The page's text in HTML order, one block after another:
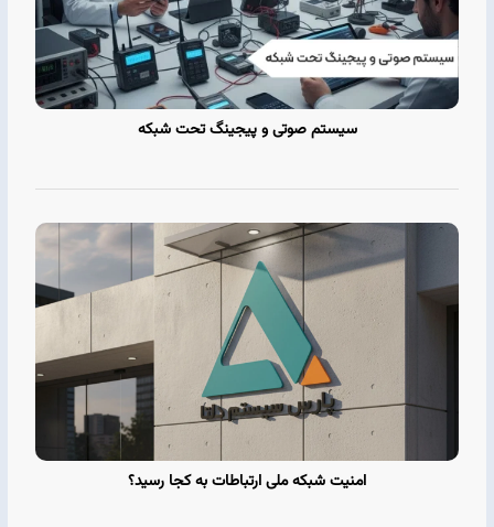
سیستم صوتی و پیجینگ تحت شبکه
امنیت شبکه ملی ارتباطات به کجا رسید؟